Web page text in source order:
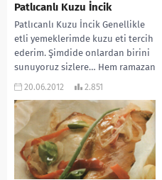
Patlıcanlı Kuzu İncik
Patlıcanlı Kuzu İncik Genellikle
etli yemeklerimde kuzu eti tercih
ederim. Şimdide onlardan birini
sunuyoruz sizlere… Hem ramazan
da yaklaşırken dostlarınıza...
20.06.2012 2.851